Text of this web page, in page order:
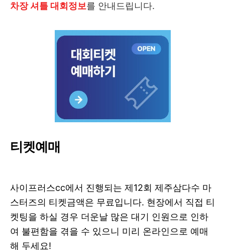
차장 셔틀 대회정보를 안내드립니다.
티켓예매
사이프러스cc에서 진행되는 제12회 제주삼다수 마
스터즈의 티켓금액은 무료입니다. 현장에서 직접 티
켓팅을 하실 경우 더운날 많은 대기 인원으로 인하
여 불편함을 겪을 수 있으니 미리 온라인으로 예매
해 두세요!